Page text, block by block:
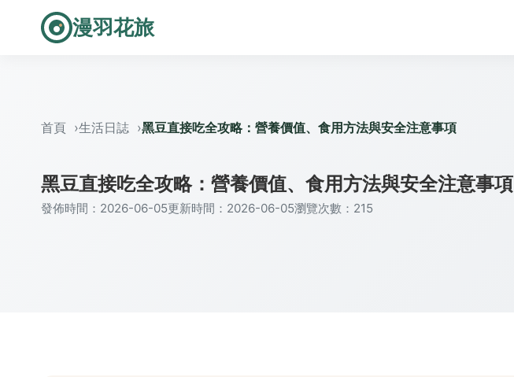
漫羽花旅
首頁 生活日誌 黑豆直接吃全攻略：營養價值、食用方法與安全注意事項
黑豆直接吃全攻略：營養價值、食用方法與安全注意事項
發佈時間：2026-06-05更新時間：2026-06-05瀏覽次數：215